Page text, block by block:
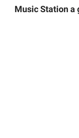
Music Station a